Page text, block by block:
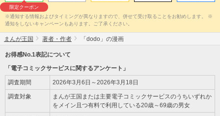
限定クーポン
※通知する情報およびタイミングが異なりますので、併せて受け取ることをお勧めします。 ※
通知をしないキャンペーンもあります。ご了承ください。
まんが王国 著者・作者 「dodo」の漫画
お得感No.1表記について
「電子コミックサービスに関するアンケート」
調査期間 2026年3月6日～2026年3月18日
調査対象
まんが王国または主要電子コミックサービスのうちいずれか
をメイン且つ有料で利用している20歳～69歳の男女